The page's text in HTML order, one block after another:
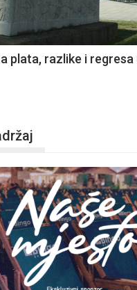
plata, razlike i